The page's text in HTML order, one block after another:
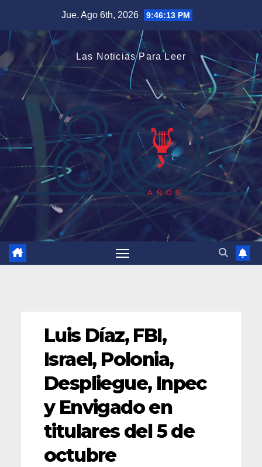
contenido
Jue. Ago 6th, 2026 9:46:14 PM
Las Noticias Para Leer
Luis Díaz, FBI,
Israel, Polonia,
Despliegue, Inpec
y Envigado en
titulares del 5 de
octubre